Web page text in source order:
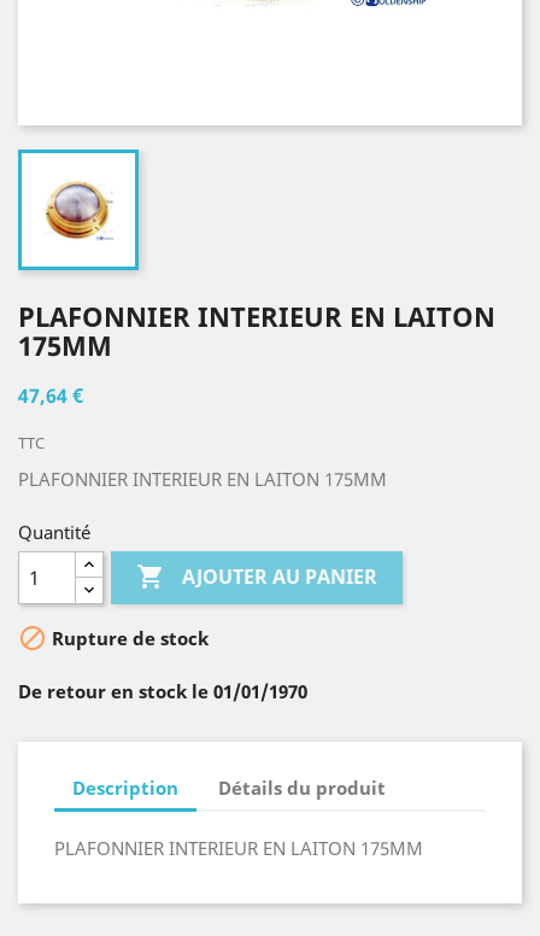
PLAFONNIER INTERIEUR EN LAITON
175MM
47,64 €
TTC
PLAFONNIER INTERIEUR EN LAITON 175MM
Quantité
 AJOUTER AU PANIER
 Rupture de stock
De retour en stock le 01/01/1970
Description Détails du produit
PLAFONNIER INTERIEUR EN LAITON 175MM